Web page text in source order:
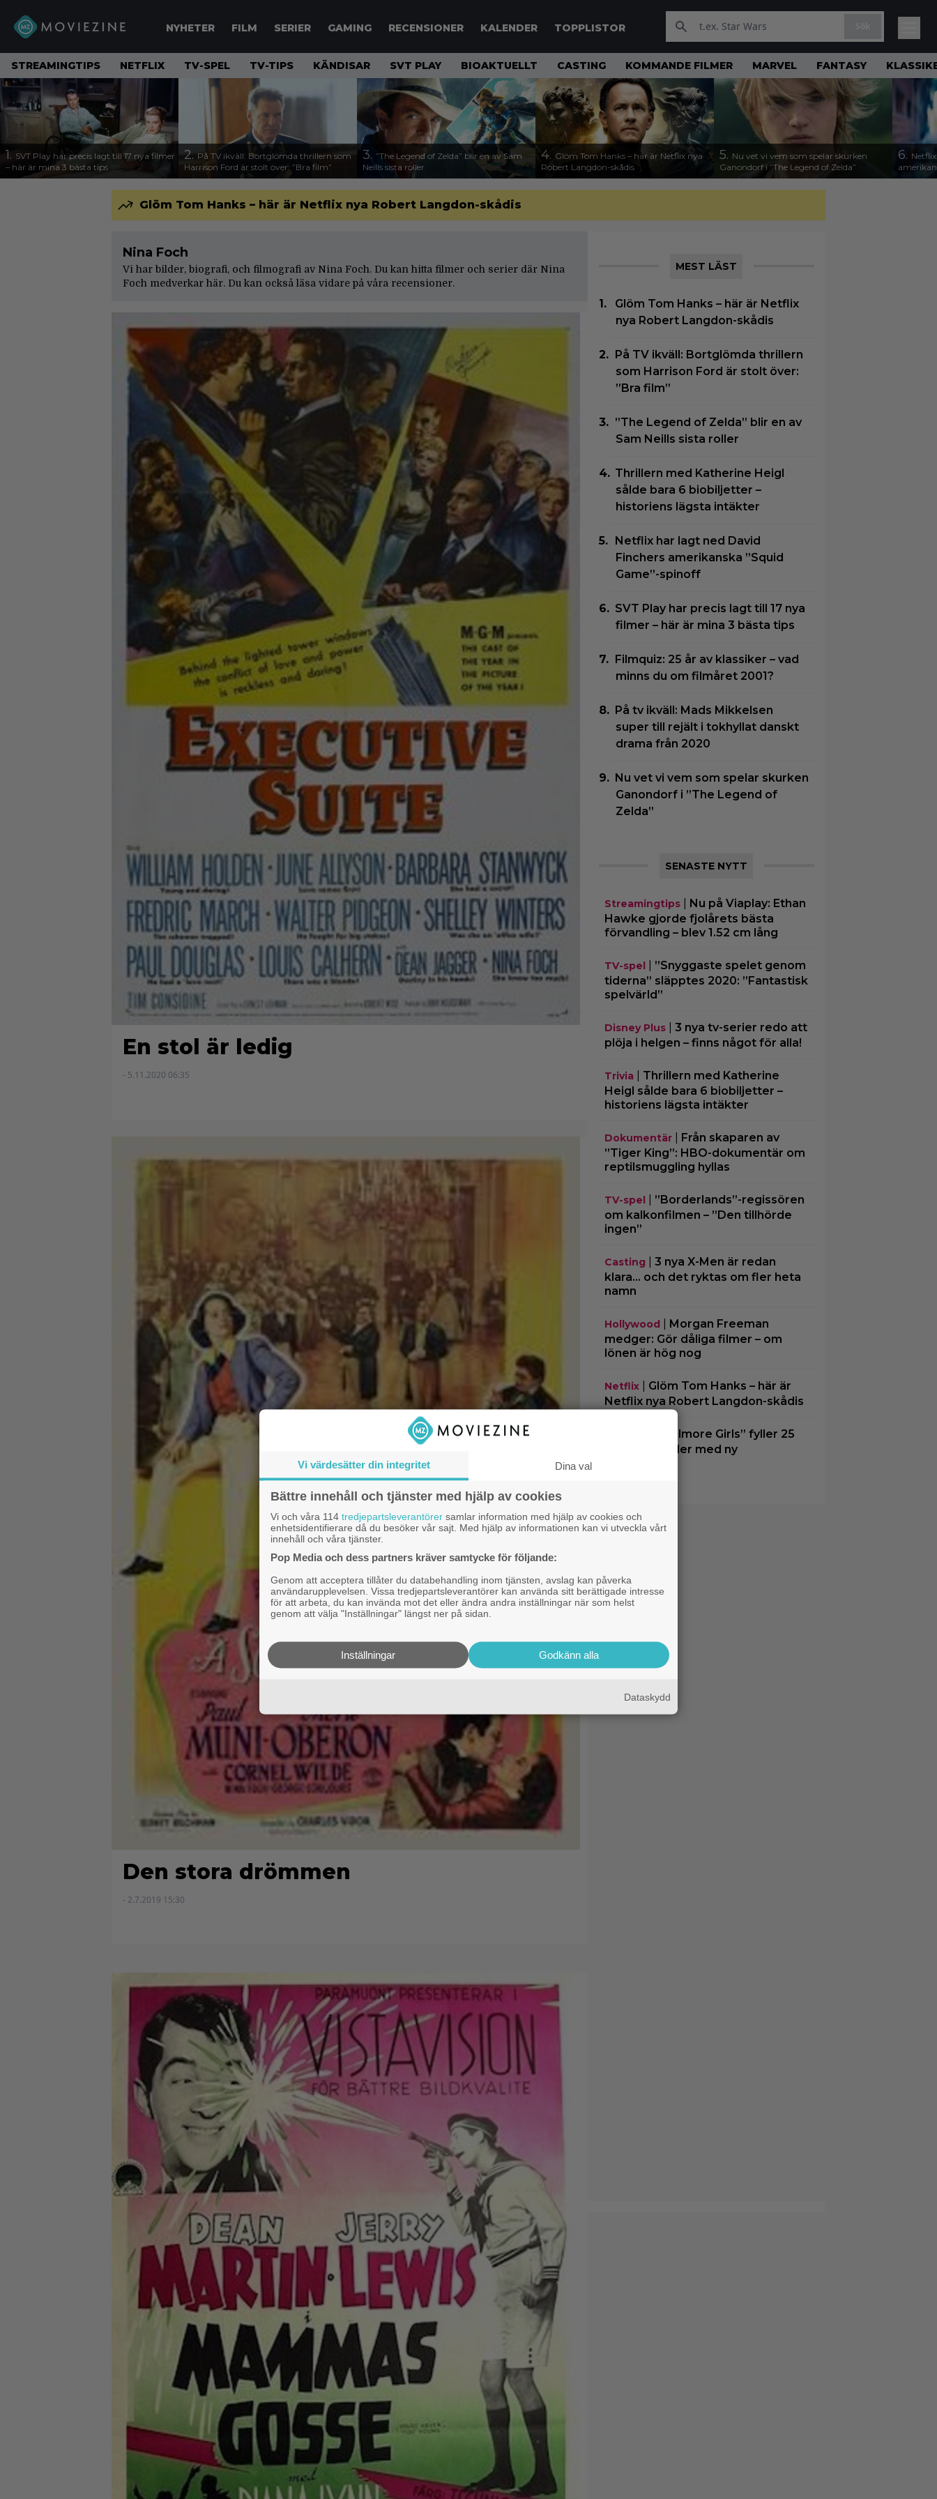
NYHETER FILM SERIER GAMING RECENSIONER KALENDER TOPPLISTOR
STREAMINGTIPS NETFLIX TV-SPEL TV-TIPS KÄNDISAR SVT PLAY BIOAKTUELLT CASTING KOMMANDE FILMER MARVEL FANTASY
1. SVT Play har precis lagt till 17 nya filmer
– här är mina 3 bästa tips
2. På TV ikväll: Bortglömda thrillern som
Harrison Ford är stolt över: ”Bra film”
3. ”The Legend of Zelda” blir en av Sam
Neills sista roller
4. Glöm Tom Hanks – här är Netflix nya
Robert Langdon-skådis
5. Nu vet vi vem som spelar skurken
Ganondorf i ”The Legend of Zelda”
6.
Glöm Tom Hanks – här är Netflix nya Robert Langdon-skådis
Nina Foch
Vi har bilder, biografi, och filmografi av Nina Foch. Du kan hitta filmer och serier där Nina
Foch medverkar här. Du kan också läsa vidare på våra recensioner.
En stol är ledig
- 5.11.2020 06:35
Den stora drömmen
- 2.7.2019 15:30
MEST LÄST
Glöm Tom Hanks – här är Netflix
nya Robert Langdon-skådis
På TV ikväll: Bortglömda thrillern
som Harrison Ford är stolt över:
”Bra film”
”The Legend of Zelda” blir en av
Sam Neills sista roller
Thrillern med Katherine Heigl
sålde bara 6 biobiljetter –
historiens lägsta intäkter
Netflix har lagt ned David
Finchers amerikanska ”Squid
Game”-spinoff
SVT Play har precis lagt till 17 nya
filmer – här är mina 3 bästa tips
Filmquiz: 25 år av klassiker – vad
minns du om filmåret 2001?
På tv ikväll: Mads Mikkelsen
super till rejält i tokhyllat danskt
drama från 2020
Nu vet vi vem som spelar skurken
Ganondorf i ”The Legend of
Zelda”
SENASTE NYTT
Streamingtips| Nu på Viaplay: Ethan
Hawke gjorde fjolårets bästa
förvandling – blev 1.52 cm lång
TV-spel
”Snyggaste spelet genom
tiderna” släpptes 2020: ”Fantastisk
spelvärld”
Disney Plus| 3 nya tv-serier redo att
plöja i helgen – finns något för alla!
Trivia
Thrillern med Katherine
Heigl sålde bara 6 biobiljetter –
historiens lägsta intäkter
Dokumentär| Från skaparen av
”Tiger King”: HBO-dokumentär om
reptilsmuggling hyllas
TV-spel
”Borderlands”-regissören
om kalkonfilmen – ”Den tillhörde
ingen”
Casting
3 nya X-Men är redan
klara… och det ryktas om fler heta
namn
Hollywood
Morgan Freeman
medger: Gör dåliga filmer – om
lönen är hög nog
Netflix| Glöm Tom Hanks – här är
Netflix nya Robert Langdon-skådis
”Gilmore Girls” fyller 25
år – återvänder med ny
Vi värdesätter din integritet Dina val
Bättre innehåll och tjänster med hjälp av cookies
Vi och våra 114 tredjepartsleverantörer samlar information med hjälp av cookies och
enhetsidentifierare då du besöker vår sajt. Med hjälp av informationen kan vi utveckla vårt
innehåll och våra tjänster.
Pop Media och dess partners kräver samtycke för följande:
Genom att acceptera tillåter du databehandling inom tjänsten, avslag kan påverka
användarupplevelsen. Vissa tredjepartsleverantörer kan använda sitt berättigade intresse
för att arbeta, du kan invända mot det eller ändra andra inställningar när som helst
genom att välja "Inställningar" längst ner på sidan.
Godkänn alla
Inställningar
Dataskydd